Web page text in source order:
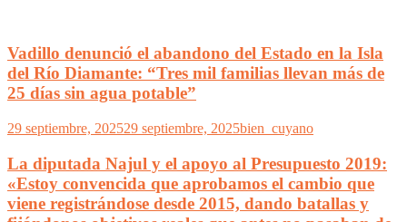
Vadillo denunció el abandono del Estado en la Isla
del Río Diamante: “Tres mil familias llevan más de
25 días sin agua potable”
29 septiembre, 202529 septiembre, 2025bien_cuyano
La diputada Najul y el apoyo al Presupuesto 2019:
«Estoy convencida que aprobamos el cambio que
viene registrándose desde 2015, dando batallas y